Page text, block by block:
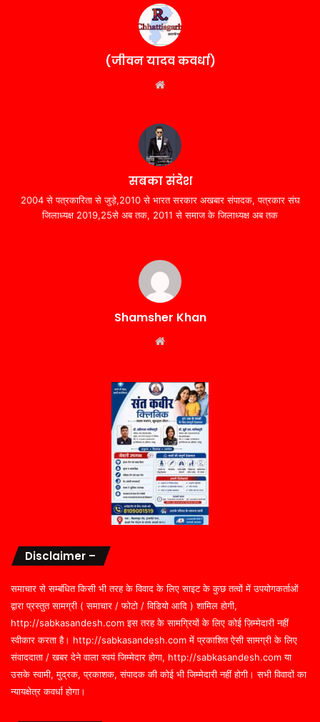
(जीवन यादव कवर्धा)
सबका संदेश
2004 से पत्रकारिता से जुड़े,2010 से भारत सरकार अखबार संपादक, पत्रकार संघ
जिलाध्यक्ष 2019,25से अब तक, 2011 से समाज के जिलाध्यक्ष अब तक
Shamsher Khan
Disclaimer –
समाचार से सम्बंधित किसी भी तरह के विवाद के लिए साइट के कुछ तत्वों में उपयोगकर्ताओं
द्वारा प्रस्तुत सामग्री ( समाचार / फोटो / विडियो आदि ) शामिल होगी,
http://sabkasandesh.com इस तरह के सामग्रियों के लिए कोई ज़िम्मेदारी नहीं
स्वीकार करता है। http://sabkasandesh.com में प्रकाशित ऐसी सामग्री के लिए
संवाददाता / खबर देने वाला स्वयं जिम्मेदार होगा, http://sabkasandesh.com या
उसके स्वामी, मुद्रक, प्रकाशक, संपादक की कोई भी जिम्मेदारी नहीं होगी। सभी विवादों का
न्यायक्षेत्र कवर्धा होगा।